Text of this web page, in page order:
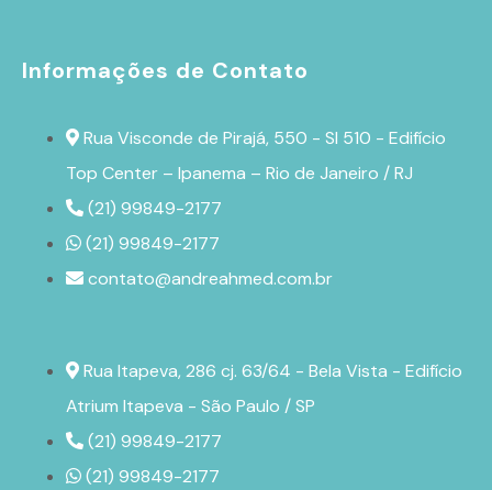
Informações de Contato
Rua Visconde de Pirajá, 550 - Sl 510 - Edifício
Top Center – Ipanema – Rio de Janeiro / RJ
(21) 99849-2177
(21) 99849-2177
contato@andreahmed.com.br
Rua Itapeva, 286 cj. 63/64 - Bela Vista - Edifício
Atrium Itapeva - São Paulo / SP
(21) 99849-2177
(21) 99849-2177